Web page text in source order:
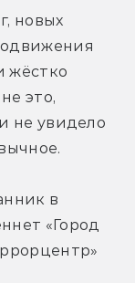
новых
жёстко
это,
не увидело
в
«Город